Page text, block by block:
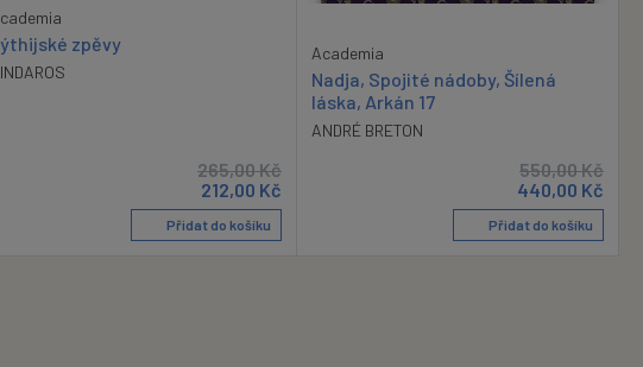
zpěvy
265,00Kč
212,00 Kč
Přidat do košíku
Academia
Nadja, Spojité nádoby, Šílená
láska, Arkán 17
ANDRÉ BRETON
550,00Kč
440,00 Kč
Přidat do košíku